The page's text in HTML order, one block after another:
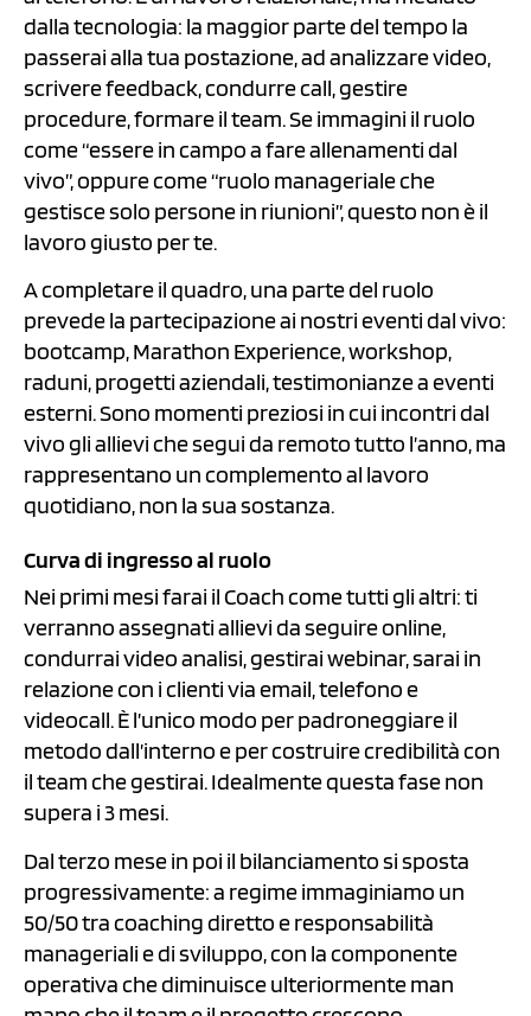
dalla tecnologia: la maggior parte del tempo la
passerai alla tua postazione, ad analizzare video,
scrivere feedback, condurre call, gestire
procedure, formare il team. Se immagini il ruolo
come “essere in campo a fare allenamenti dal
vivo”, oppure come “ruolo manageriale che
gestisce solo persone in riunioni”, questo non è il
lavoro giusto per te.
A completare il quadro, una parte del ruolo
prevede la partecipazione ai nostri eventi dal vivo:
bootcamp, Marathon Experience, workshop,
raduni, progetti aziendali, testimonianze a eventi
esterni. Sono momenti preziosi in cui incontri dal
vivo gli allievi che segui da remoto tutto l’anno, ma
rappresentano un complemento al lavoro
quotidiano, non la sua sostanza.
Curva di ingresso al ruolo
Nei primi mesi farai il Coach come tutti gli altri: ti
verranno assegnati allievi da seguire online,
condurrai video analisi, gestirai webinar, sarai in
relazione con i clienti via email, telefono e
videocall. È l’unico modo per padroneggiare il
metodo dall’interno e per costruire credibilità con
il team che gestirai. Idealmente questa fase non
supera i 3 mesi.
Dal terzo mese in poi il bilanciamento si sposta
progressivamente: a regime immaginiamo un
50/50 tra coaching diretto e responsabilità
manageriali e di sviluppo, con la componente
operativa che diminuisce ulteriormente man